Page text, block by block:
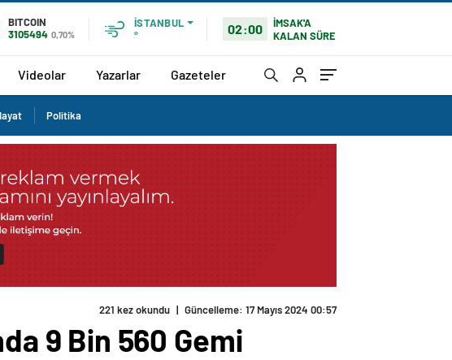
BITCOIN
3105494 0,70%
İSTANBUL
°
02:00
İMSAK'A
KALAN SÜRE
Videolar Yazarlar Gazeteler
Politika
221 kez okundu | Güncelleme: 17 Mayıs 2024 00:57
9 Bin 560 Gemi